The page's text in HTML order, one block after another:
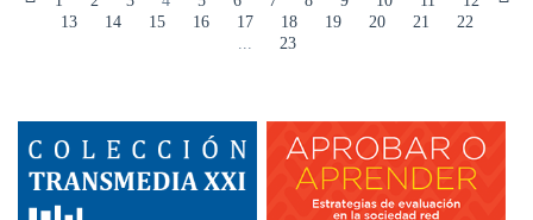
13
14 15 16 17 18 19 20 21
22
...
23